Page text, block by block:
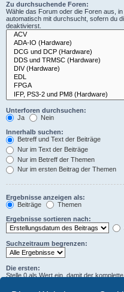
Zu durchsuchende Foren:
Wähle das Forum oder die Foren aus,
automatisch mit durchsucht, sofern du
deaktivierst.
Unterforen durchsuchen:
Ja
Nein
Innerhalb suchen:
Betreff und Text der Beiträge
Nur im Text der Beiträge
Nur im Betreff der Themen
Nur im ersten Beitrag der Themen
Ergebnisse anzeigen als:
Beiträge
Themen
Ergebnisse sortieren nach:
Suchzeitraum begrenzen:
Die ersten:
Stelle 0 als Wert ein, damit der